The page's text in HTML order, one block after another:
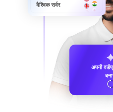
वैश्विक सर्वर
अपनी